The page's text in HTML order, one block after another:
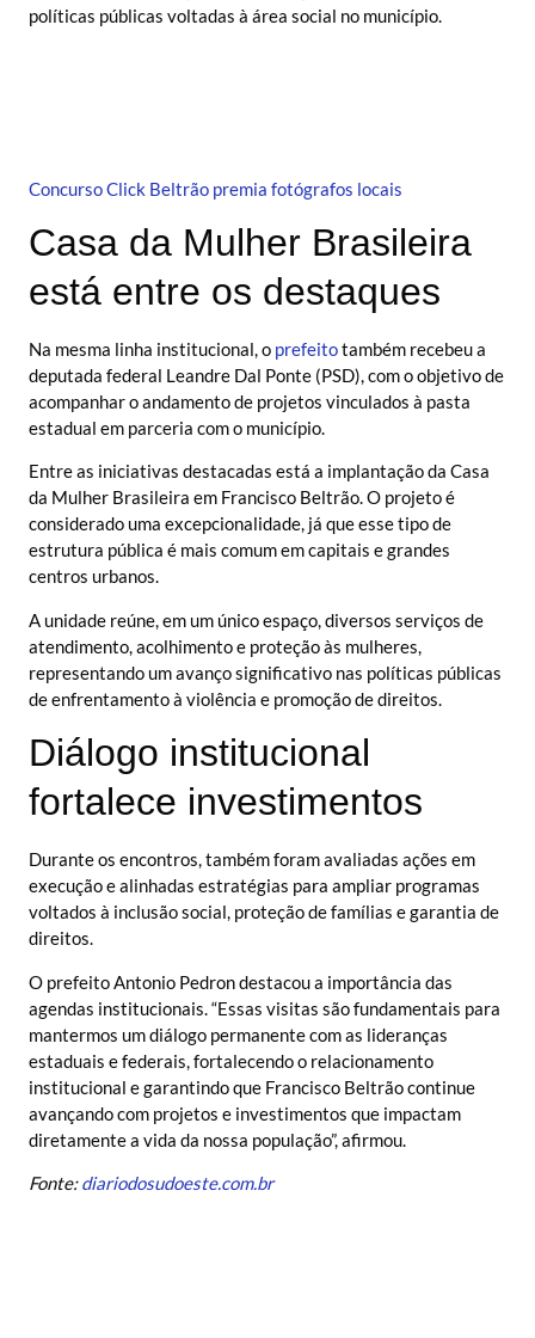
políticas públicas voltadas à área social no município.
Concurso Click Beltrão premia fotógrafos locais
Casa da Mulher Brasileira
está entre os destaques
Na mesma linha institucional, o prefeitotambém recebeu a
deputada federal Leandre Dal Ponte (PSD), com o objetivo de
acompanhar o andamento de projetos vinculados à pasta
estadual em parceria com o município.
Entre as iniciativas destacadas está a implantação da Casa
da Mulher Brasileira em Francisco Beltrão. O projeto é
considerado uma excepcionalidade, já que esse tipo de
estrutura pública é mais comum em capitais e grandes
centros urbanos.
A unidade reúne, em um único espaço, diversos serviços de
atendimento, acolhimento e proteção às mulheres,
representando um avanço significativo nas políticas públicas
de enfrentamento à violência e promoção de direitos.
Diálogo institucional
fortalece investimentos
Durante os encontros, também foram avaliadas ações em
execução e alinhadas estratégias para ampliar programas
voltados à inclusão social, proteção de famílias e garantia de
direitos.
O prefeito Antonio Pedron destacou a importância das
agendas institucionais. “Essas visitas são fundamentais para
mantermos um diálogo permanente com as lideranças
estaduais e federais, fortalecendo o relacionamento
institucional e garantindo que Francisco Beltrão continue
avançando com projetos e investimentos que impactam
diretamente a vida da nossa população”, afirmou.
Fonte:diariodosudoeste.com.br